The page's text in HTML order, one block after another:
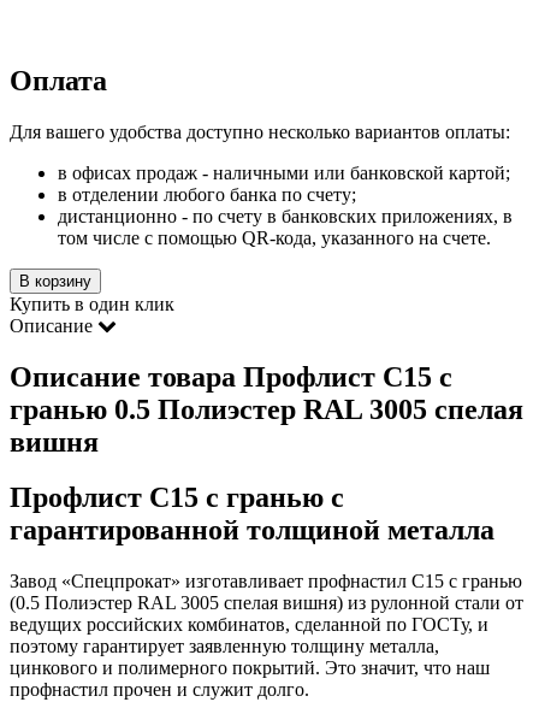
Оплата
Для вашего удобства доступно несколько вариантов оплаты:
в офисах продаж - наличными или банковской картой;
в отделении любого банка по счету;
дистанционно - по счету в банковских приложениях, в
том числе с помощью QR-кода, указанного на счете.
В корзину
Купить в один клик
Описание
Описание товара Профлист С15 с
гранью 0.5 Полиэстер RAL 3005 спелая
вишня
Профлист С15 с гранью с
гарантированной толщиной металла
Завод «Спецпрокат» изготавливает профнастил С15 с гранью
(0.5 Полиэстер RAL 3005 спелая вишня) из рулонной стали от
ведущих российских комбинатов, сделанной по ГОСТу, и
поэтому гарантирует заявленную толщину металла,
цинкового и полимерного покрытий. Это значит, что наш
профнастил прочен и служит долго.